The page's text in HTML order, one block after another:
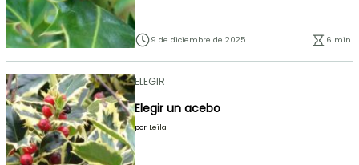
9 de diciembre de 2025 6 min.
ELEGIR
Elegir un acebo
por Leïla